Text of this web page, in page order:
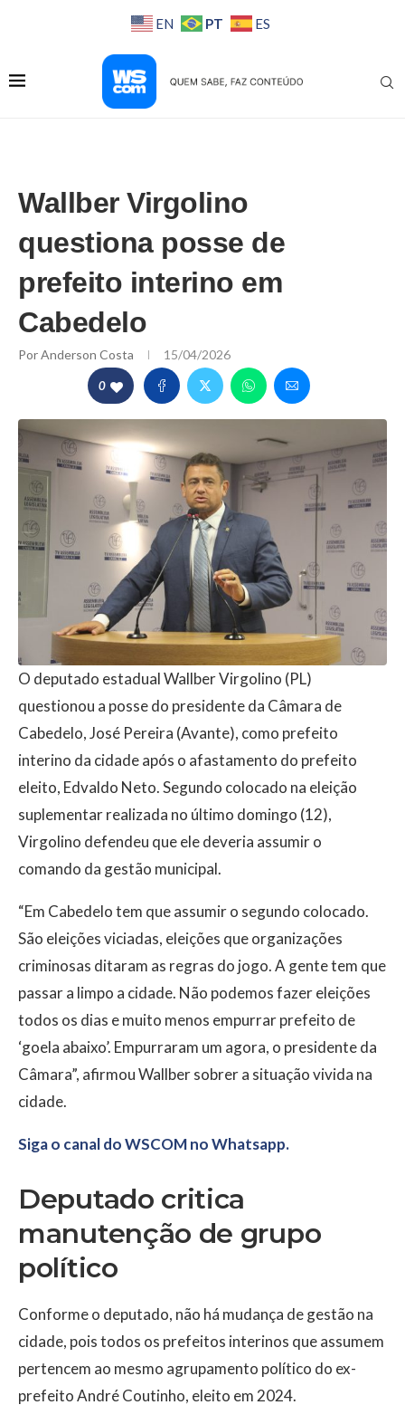
EN PT ES
Wallber Virgolino
questiona posse de
prefeito interino em
Cabedelo
PorAnderson Costa 15/04/2026
0
O deputado estadual Wallber Virgolino (PL)
questionou a posse do presidente da Câmara de
Cabedelo, José Pereira (Avante), como prefeito
interino da cidade após o afastamento do prefeito
eleito, Edvaldo Neto. Segundo colocado na eleição
suplementar realizada no último domingo (12),
Virgolino defendeu que ele deveria assumir o
comando da gestão municipal.
“Em Cabedelo tem que assumir o segundo colocado.
São eleições viciadas, eleições que organizações
criminosas ditaram as regras do jogo. A gente tem que
passar a limpo a cidade. Não podemos fazer eleições
todos os dias e muito menos empurrar prefeito de
‘goela abaixo’. Empurraram um agora, o presidente da
Câmara”, afirmou Wallber sobrer a situação vivida na
cidade.
Siga o canal do WSCOM no Whatsapp.
Deputado critica
manutenção de grupo
político
Conforme o deputado, não há mudança de gestão na
cidade, pois todos os prefeitos interinos que assumem
pertencem ao mesmo agrupamento político do ex-
prefeito André Coutinho, eleito em 2024.